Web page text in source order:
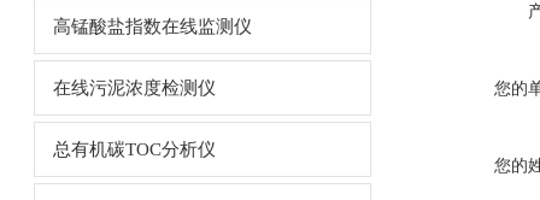
高锰酸盐指数在线监测仪
在线污泥浓度检测仪
总有机碳TOC分析仪
您的
您的